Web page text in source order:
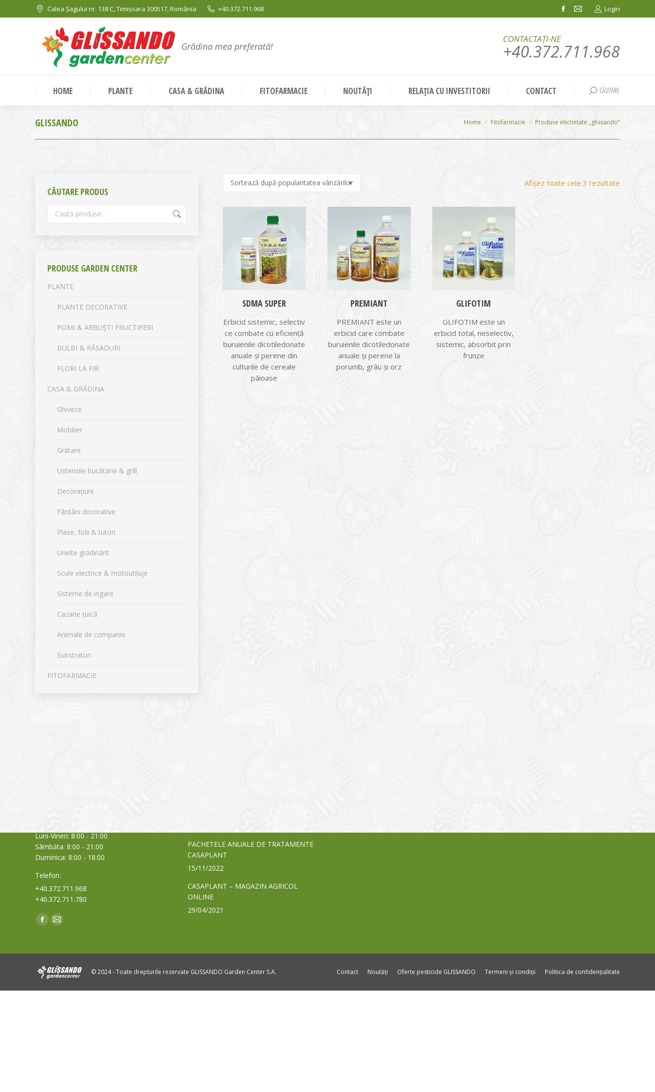
Calea Șagului nr. 138 C, Timișoara 300517, România +40.372.711.968
Facebook
in
window
Mail
in
window
Login
Grădina mea preferată!
CONTACTAȚI-NE
+40.372.711.968
HOME PLANTE CASA & GRĂDINA FITOFARMACIE NOUTĂȚI RELAȚIA CU INVESTITORII CONTACT Search:
CĂUTARE
GLISSANDO You are here:
Home Fitofarmacie Produse etichetate „glissando”
Afișez toate cele 3 rezultate
SDMA SUPER
Erbicid sistemic, selectiv
ce combate cu eficienţă
buruienile dicotiledonate
anuale şi perene din
culturile de cereale
păioase
PREMIANT
PREMIANT este un
erbicid care combate
buruienile dicotiledonate
anuale şi perene la
porumb, grâu şi orz
GLIFOTIM
GLIFOTIM este un
erbicid total, neselectiv,
sistemic, absorbit prin
frunze
CĂUTARE PRODUS
PRODUSE GARDEN CENTER
PLANTE
PLANTE DECORATIVE
POMI & ARBUȘTI FRUCTIFERI
BULBI & RĂSADURI
FLORI LA FIR
CASA & GRĂDINA
Ghivece
Mobilier
Grătare
Ustensile bucătărie & grill
Decorațiuni
Fântâni decorative
Plase, folii & tutori
Unelte grădinărit
Scule electrice & motoutilaje
Sisteme de irigare
Cazane țuică
Animale de companie
Substraturi
FITOFARMACIE
Luni-Vineri: 8:00 - 21:00
Sâmbăta: 8:00 - 21:00
Duminica: 8:00 - 18:00
Telefon:
+40.372.711.968
+40.372.711.780
Find us on:
Facebook
new
Mail
new
PACHETELE ANUALE DE TRATAMENTE
CASAPLANT
15/11/2022
CASAPLANT – MAGAZIN AGRICOL
ONLINE
29/04/2021
© 2024 - Toate drepturile rezervate GLISSANDO Garden Center S.A. Contact Noutăți Oferte pesticide GLISSANDO Termeni și condiții Politica de confidențialitate